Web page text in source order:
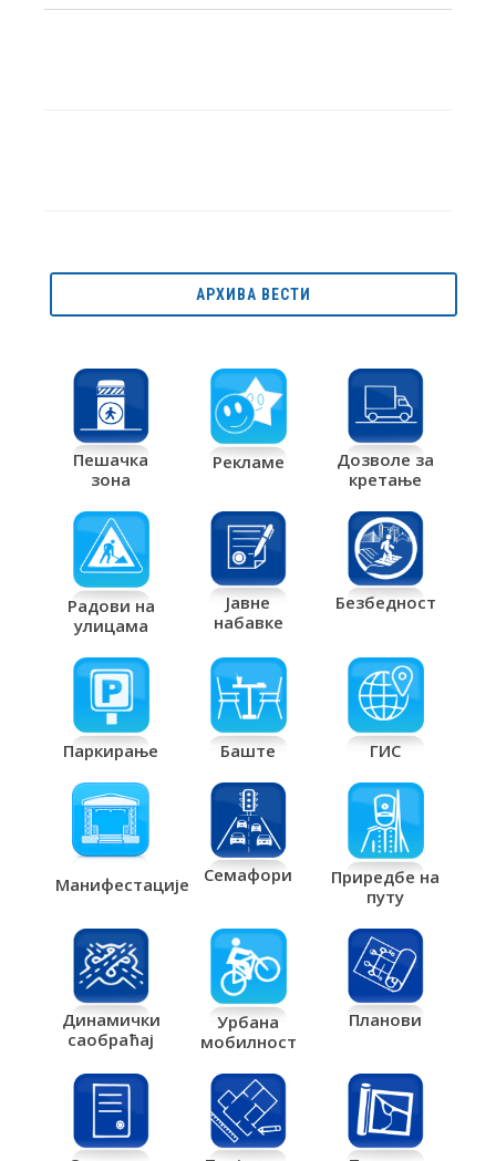
АРХИВА ВЕСТИ
Пешачка
зона
Рекламе
Дозволе за
кретање
Радови на
улицама
Јавне
набавке
Безбедност
Паркирање Баште ГИС
Манифестације Семафори
Приредбе на
путу
Динамички
саобраћај
Урбана
мобилност
Планови